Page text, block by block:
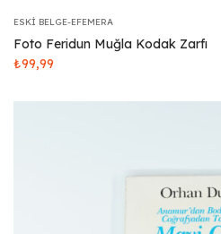
ESKI BELGE-EFEMERA
Foto Feridun Muğla Kodak Zarfı
₺99,99